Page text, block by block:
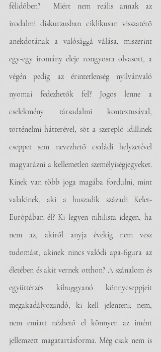
félidőben?  Miért nem reális annak az
irodalmi diskurzusban ciklikusan visszatérő
anekdotának a valósággá válása, miszerint
egy-egy iromány eleje rongyosra olvasott, a
végén pedig az érintetlenség nyilvánvaló
nyomai fedezhetők fel? Jogos lenne a
cselekmény társadalmi kontextusával,
történelmi hátterével, sőt a szereplő idillinek
cseppet sem nevezhető családi helyzetével
magyarázni a kellemetlen személyiségjegyeket.
Kinek van több joga magába fordulni, mint
valakinek, aki a huszadik századi Kelet-
Európában él? Ki legyen nihilista idegen, ha
nem az, akiről anyja évekig nem vesz
tudomást, akinek nincs valódi apa-figura az
életében és akit vernek otthon? A szánalom és
együttérzés kibuggyanó könnycseppjeit
megakadályozandó, ki kell jelenteni: nem,
nem emiatt nézhető el könnyen az imént
jellemzett magatartásforma. Még csak nem is